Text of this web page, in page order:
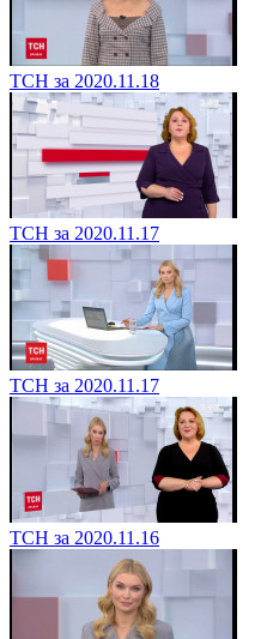
ТСН за 2020.11.18
ТСН за 2020.11.17
ТСН за 2020.11.17
ТСН за 2020.11.16